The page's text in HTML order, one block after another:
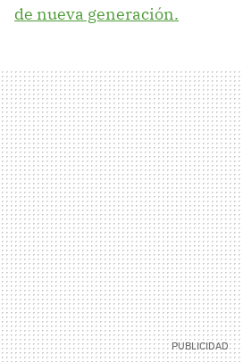
de nueva generación.